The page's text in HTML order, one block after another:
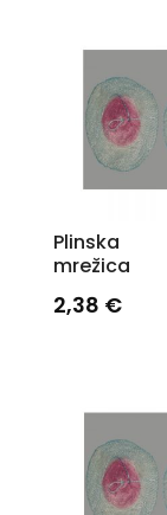
Plinska
mrežica
2,38 €